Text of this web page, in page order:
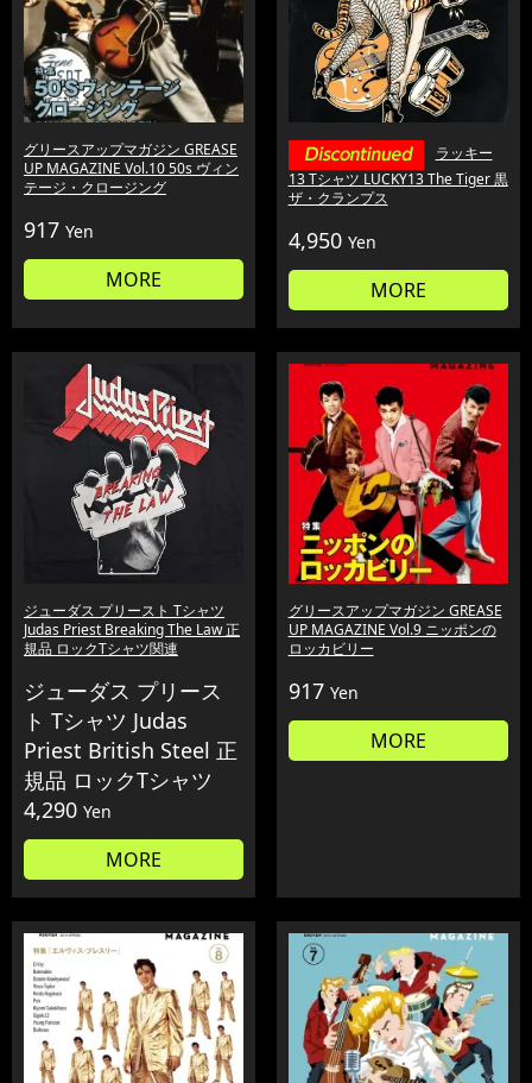
グリースアップマガジン GREASE
UP MAGAZINE Vol.10 50s ヴィン
テージ・クロージング
917 Yen
MORE
ラッキー
13 Tシャツ LUCKY13 The Tiger 黒
ザ・クランプス
4,950 Yen
MORE
ジューダス プリースト Tシャツ
Judas Priest Breaking The Law 正
規品 ロックTシャツ関連
ジューダス プリース
ト Tシャツ Judas
Priest British Steel 正
規品 ロックTシャツ
4,290 Yen
MORE
グリースアップマガジン GREASE
UP MAGAZINE Vol.9 ニッポンの
ロッカビリー
917 Yen
MORE